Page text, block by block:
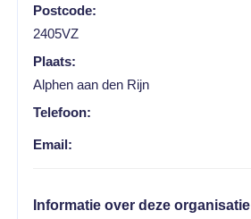
Postcode:
2405VZ
Plaats:
Alphen aan den Rijn
Telefoon:
Email:
Informatie over deze organisatie